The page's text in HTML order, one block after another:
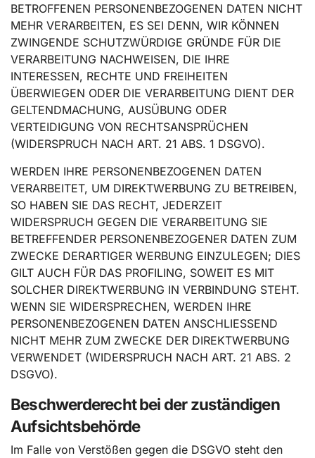
BETROFFENEN PERSONENBEZOGENEN DATEN NICHT
MEHR VERARBEITEN, ES SEI DENN, WIR KÖNNEN
ZWINGENDE SCHUTZWÜRDIGE GRÜNDE FÜR DIE
VERARBEITUNG NACHWEISEN, DIE IHRE
INTERESSEN, RECHTE UND FREIHEITEN
ÜBERWIEGEN ODER DIE VERARBEITUNG DIENT DER
GELTENDMACHUNG, AUSÜBUNG ODER
VERTEIDIGUNG VON RECHTSANSPRÜCHEN
(WIDERSPRUCH NACH ART. 21 ABS. 1 DSGVO).
WERDEN IHRE PERSONENBEZOGENEN DATEN
VERARBEITET, UM DIREKTWERBUNG ZU BETREIBEN,
SO HABEN SIE DAS RECHT, JEDERZEIT
WIDERSPRUCH GEGEN DIE VERARBEITUNG SIE
BETREFFENDER PERSONENBEZOGENER DATEN ZUM
ZWECKE DERARTIGER WERBUNG EINZULEGEN; DIES
GILT AUCH FÜR DAS PROFILING, SOWEIT ES MIT
SOLCHER DIREKTWERBUNG IN VERBINDUNG STEHT.
WENN SIE WIDERSPRECHEN, WERDEN IHRE
PERSONENBEZOGENEN DATEN ANSCHLIESSEND
NICHT MEHR ZUM ZWECKE DER DIREKTWERBUNG
VERWENDET (WIDERSPRUCH NACH ART. 21 ABS. 2
DSGVO).
Beschwerde­recht bei der zuständigen
Aufsichts­behörde
Im Falle von Verstößen gegen die DSGVO steht den